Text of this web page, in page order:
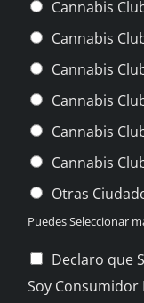
Cannabis
Cannabis
Cannabis
Cannabis
Cannabis
Cannabis
Otras
Puedes Seleccionar
C
e
Declaro que
Soy Consumidor